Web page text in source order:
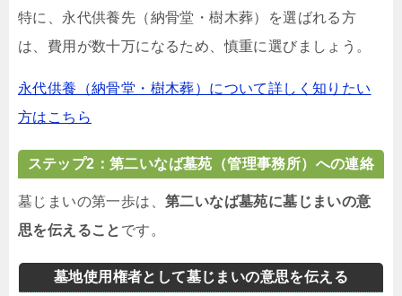
特に、永代供養先（納骨堂・樹木葬）を選ばれる方
は、費用が数十万になるため、慎重に選びましょう。
永代供養（納骨堂・樹木葬）について詳しく知りたい
方はこちら
ステップ2：第二いなば墓苑（管理事務所）への連絡
墓じまいの第一歩は、 第二いなば墓苑に墓じまいの意
思を伝えること です。
墓地使用権者として墓じまいの意思を伝える